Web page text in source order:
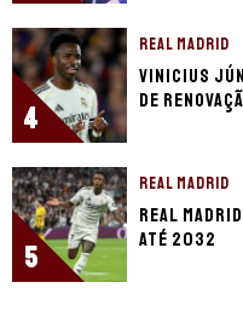
4
REAL MADRID
Vinicius
de
5
REAL MADRID
Real
até 2032